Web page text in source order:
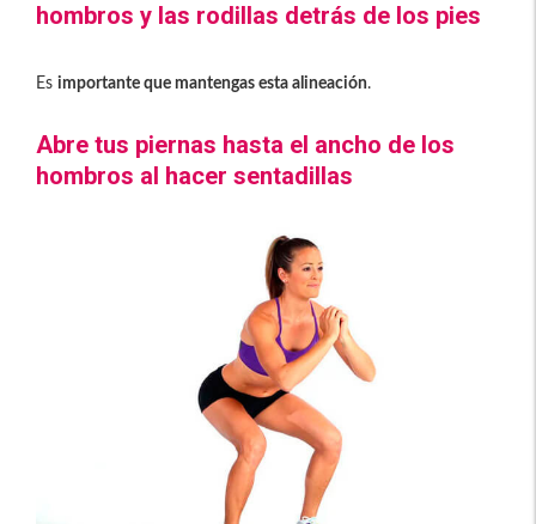
hombros y las rodillas detrás de los pies
Es importante que mantengas esta alineación.
Abre tus piernas hasta el ancho de los
hombros al hacer sentadillas